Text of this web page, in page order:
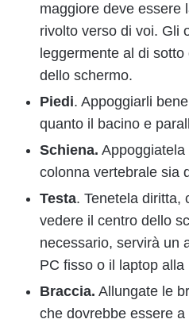
maggiore deve essere
rivolto verso di voi. Gli
leggermente al di
dello schermo.
Piedi. Appoggiarli
quanto il bacino e
Schiena.
colonna vertebrale sia
Testa. Tenetela diritta,
vedere il centro dello
necessario, servirà un
PC fisso o il laptop alla
Braccia. Allungate le
che dovrebbe essere